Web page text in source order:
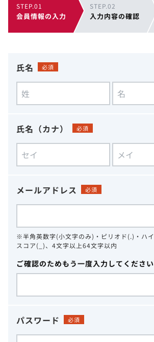
STEP.01
会員情報の入力
STEP.02
入力内容の確認
氏名 必須
氏名（カナ） 必須
メールアドレス 必須
※半角英数字(小文字のみ)・ピリオド(.)・ハ
スコア(_)、4文字以上64文字以内
ご確認のためもう一度入力してください
パスワード 必須